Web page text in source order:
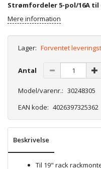
Strømfordeler 5-pol/16A til
Mere information
Lager: Forventet
Antal
Model/varenr.: 30248305
EAN kode: 4026397325362
Beskrivelse
Til 19" rack